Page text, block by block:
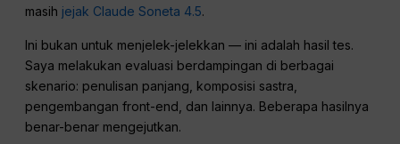
masih jejak Claude Soneta 4.5.
Ini bukan untuk menjelek-jelekkan — ini adalah hasil tes.
Saya melakukan evaluasi berdampingan di berbagai
skenario: penulisan panjang, komposisi sastra,
pengembangan front-end, dan lainnya. Beberapa hasilnya
benar-benar mengejutkan.